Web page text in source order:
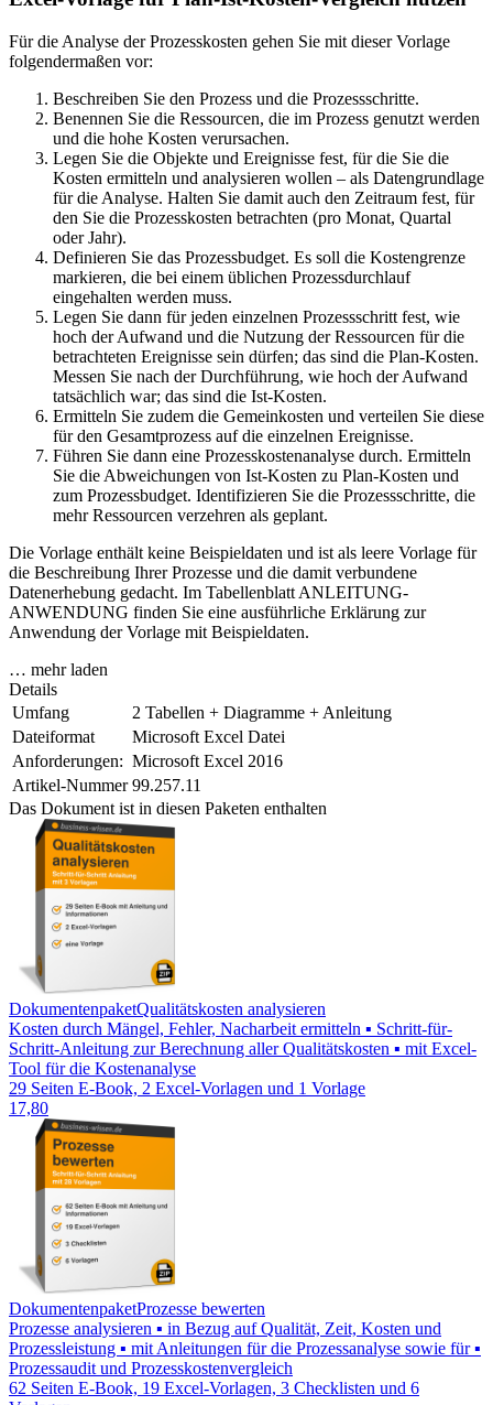
Für die Analyse der Prozesskosten gehen Sie mit dieser Vorlage
folgendermaßen vor:
Beschreiben Sie den Prozess und die Prozessschritte.
Benennen Sie die Ressourcen, die im Prozess genutzt werden
und die hohe Kosten verursachen.
Legen Sie die Objekte und Ereignisse fest, für die Sie die
Kosten ermitteln und analysieren wollen – als Datengrundlage
für die Analyse. Halten Sie damit auch den Zeitraum fest, für
den Sie die Prozesskosten betrachten (pro Monat, Quartal
oder Jahr).
Definieren Sie das Prozessbudget. Es soll die Kostengrenze
markieren, die bei einem üblichen Prozessdurchlauf
eingehalten werden muss.
Legen Sie dann für jeden einzelnen Prozessschritt fest, wie
hoch der Aufwand und die Nutzung der Ressourcen für die
betrachteten Ereignisse sein dürfen; das sind die Plan-Kosten.
Messen Sie nach der Durchführung, wie hoch der Aufwand
tatsächlich war; das sind die Ist-Kosten.
Ermitteln Sie zudem die Gemeinkosten und verteilen Sie diese
für den Gesamtprozess auf die einzelnen Ereignisse.
Führen Sie dann eine Prozesskostenanalyse durch. Ermitteln
Sie die Abweichungen von Ist-Kosten zu Plan-Kosten und
zum Prozessbudget. Identifizieren Sie die Prozessschritte, die
mehr Ressourcen verzehren als geplant.
Die Vorlage enthält keine Beispieldaten und ist als leere Vorlage für
die Beschreibung Ihrer Prozesse und die damit verbundene
Datenerhebung gedacht. Im Tabellenblatt ANLEITUNG-
ANWENDUNG finden Sie eine ausführliche Erklärung zur
Anwendung der Vorlage mit Beispieldaten.
… mehr laden
Details
Umfang
2 Tabellen + Diagramme + Anleitung
Dateiformat
Microsoft Excel Datei
Anforderungen: Microsoft Excel 2016
Artikel-Nummer 99.257.11
Das Dokument ist in diesen Paketen enthalten
DokumentenpaketQualitätskosten analysieren
Kosten durch Mängel, Fehler, Nacharbeit ermitteln ▪ Schritt-für-
Schritt-Anleitung zur Berechnung aller Qualitätskosten ▪ mit Excel-
Tool für die Kostenanalyse
29 Seiten E-Book, 2 Excel-Vorlagen und 1 Vorlage
17,80
DokumentenpaketProzesse bewerten
Prozesse analysieren ▪ in Bezug auf Qualität, Zeit, Kosten und
Prozessleistung ▪ mit Anleitungen für die Prozessanalyse sowie für ▪
Prozessaudit und Prozesskostenvergleich
62 Seiten E-Book, 19 Excel-Vorlagen, 3 Checklisten und 6